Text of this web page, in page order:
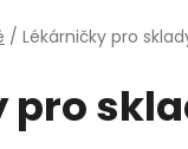
/ Lékárničky pro
pro